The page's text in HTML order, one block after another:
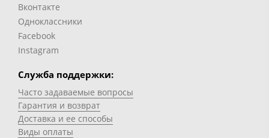
Вконтакте
Одноклассники
Facebook
Instagram
Служба поддержки:
Часто задаваемые вопросы
Гарантия и возврат
Доставка и ее способы
Виды оплаты